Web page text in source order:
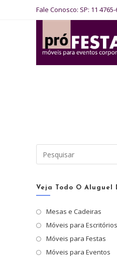
Fale Conosco: SP: 11
Veja Todo O Aluguel
Mesas e Cadeiras
Móveis para Escritórios
Móveis para Festas
Móveis para Eventos